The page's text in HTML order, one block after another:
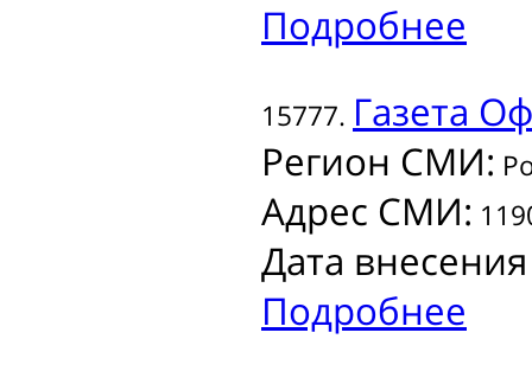
Подробнее
15777. Газета
Регион СМИ:
Адрес СМИ:
Дата
Подробнее